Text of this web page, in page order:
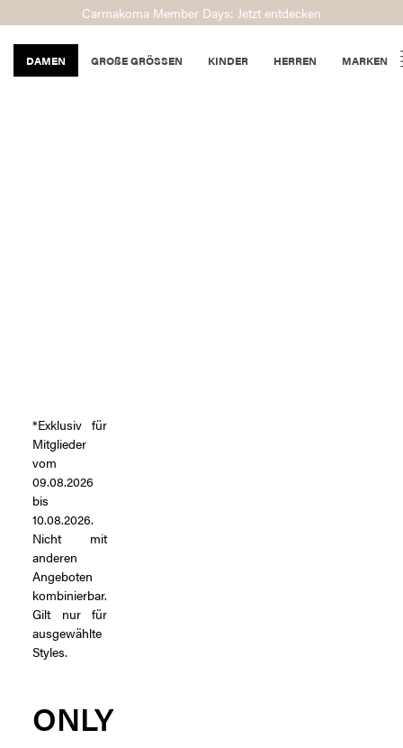
Carmakoma Member Days: Jetzt entdecken
DAMEN GROßE GRÖSSEN KINDER HERREN MARKEN
*Exklusiv für
Mitglieder
vom
09.08.2026
bis
10.08.2026.
Nicht mit
anderen
Angeboten
kombinierbar.
Gilt nur für
ausgewählte
Styles.
ONLY